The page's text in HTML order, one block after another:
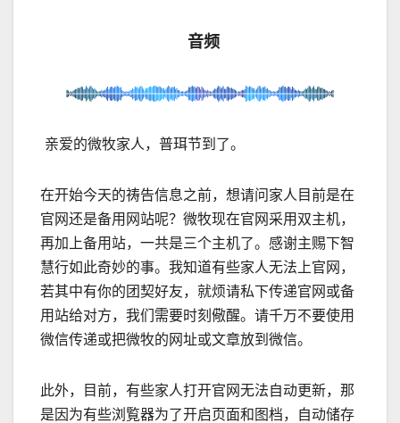
音频
亲爱的微牧家人， 普珥节到了。
在开始今天的祷告信息之前，想请问家人目前是在
官网还是备用网站呢？微牧现在官网采用双主机，
再加上备用站，一共是三个主机了。感谢主赐下智
慧行如此奇妙的事。我知道有些家人无法上官网，
若其中有你的团契好友，就烦请私下传递官网或备
用站给对方，我们需要时刻儆醒。请千万不要使用
微信传递或把微牧的网址或文章放到微信。
此外，目前，有些家人打开官网无法自动更新，那
是因为有些浏覧器为了开启页面和图档，自动储存